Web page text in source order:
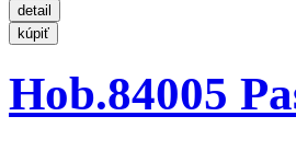
Hob.84005